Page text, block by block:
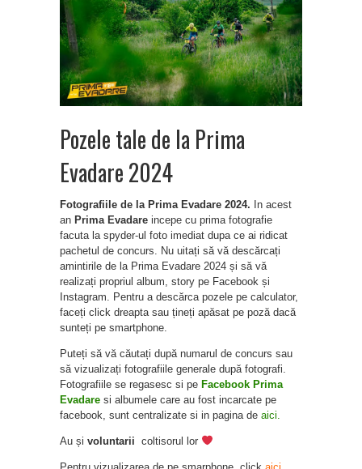
Pozele tale de la Prima
Evadare 2024
Fotografiile de la Prima Evadare 2024. In acest
an Prima Evadare incepe cu prima fotografie
facuta la spyder-ul foto imediat dupa ce ai ridicat
pachetul de concurs. Nu uitați să vă descărcați
amintirile de la Prima Evadare 2024 și să vă
realizați propriul album, story pe Facebook și
Instagram. Pentru a descărca pozele pe calculator,
faceți click dreapta sau țineți apăsat pe poză dacă
sunteți pe smartphone.
Puteți să vă căutați după numarul de concurs sau
să vizualizați fotografiile generale după fotografi.
Fotografiile se regasesc si pe Facebook Prima
Evadare si albumele care au fost incarcate pe
facebook, sunt centralizate si in pagina de aici.
Au și voluntarii coltisorul lor